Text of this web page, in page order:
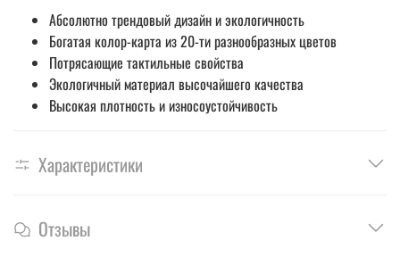
Абсолютно трендовый дизайн и экологичность
Богатая колор-карта из 20-ти разнообразных цветов
Потрясающие тактильные свойства
Экологичный материал высочайшего качества
Высокая плотность и износоустойчивость
Характеристики
Отзывы